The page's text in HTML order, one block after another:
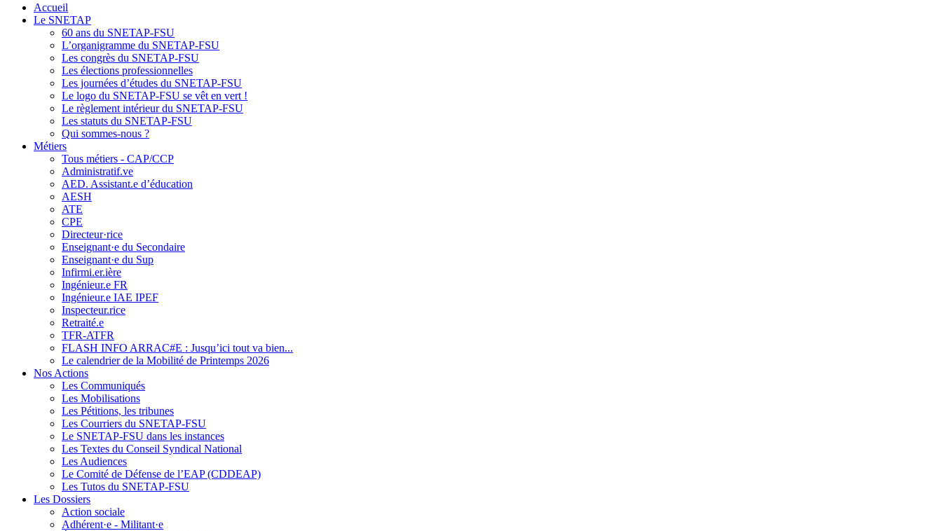
Accueil
Le SNETAP
60 ans du SNETAP-FSU
L’organigramme du SNETAP-FSU
Les congrès du SNETAP-FSU
Les élections professionnelles
Les journées d’études du SNETAP-FSU
Le logo du SNETAP-FSU se vêt en vert !
Le règlement intérieur du SNETAP-FSU
Les statuts du SNETAP-FSU
Qui sommes-nous ?
Métiers
Tous métiers - CAP/CCP
Administratif.ve
AED. Assistant.e d’éducation
AESH
ATE
CPE
Directeur·rice
Enseignant·e du Secondaire
Enseignant·e du Sup
Infirmi.er.ière
Ingénieur.e FR
Ingénieur.e IAE IPEF
Inspecteur.rice
Retraité.e
TFR-ATFR
FLASH INFO ARRAC#E : Jusqu’ici tout va bien...
Le calendrier de la Mobilité de Printemps 2026
Nos Actions
Les Communiqués
Les Mobilisations
Les Pétitions, les tribunes
Les Courriers du SNETAP-FSU
Le SNETAP-FSU dans les instances
Les Textes du Conseil Syndical National
Les Audiences
Le Comité de Défense de l’EAP (CDDEAP)
Les Tutos du SNETAP-FSU
Les Dossiers
Action sociale
Adhérent·e - Militant·e